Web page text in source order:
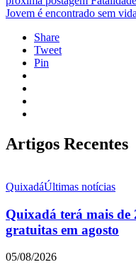
Jovem é encontrado sem
Share
Tweet
Pin
Artigos Recentes
QuixadáÚltimas notícias
Quixadá terá mais de
gratuitas em agosto
05/08/2026